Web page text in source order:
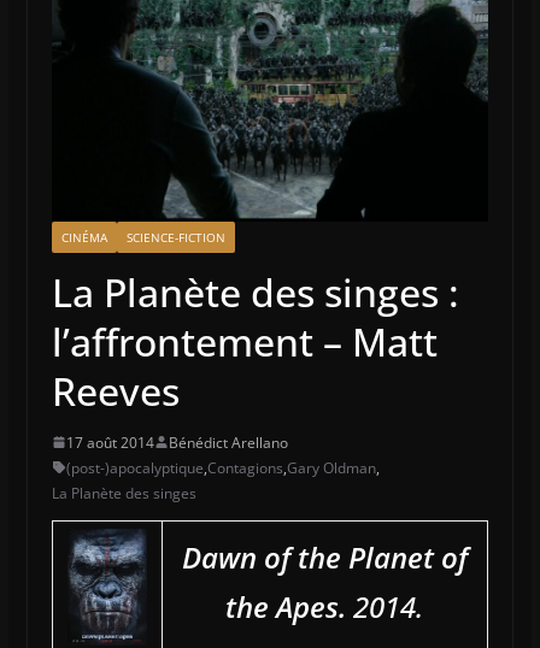
CINÉMA SCIENCE-FICTION
La Planète des singes :
l’affrontement – Matt
Reeves
17 août 2014
Bénédict Arellano
(post-)apocalyptique,Contagions,Gary Oldman,
La Planète des singes
Dawn of the Planet of
the Apes. 2014.